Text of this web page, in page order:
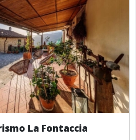
La Fontaccia